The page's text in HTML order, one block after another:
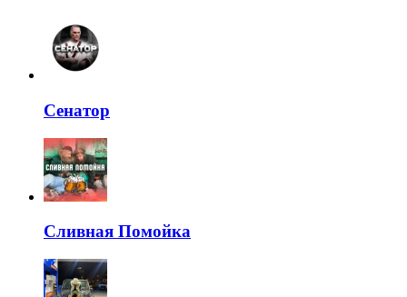
Сенатор
Сливная Помойка